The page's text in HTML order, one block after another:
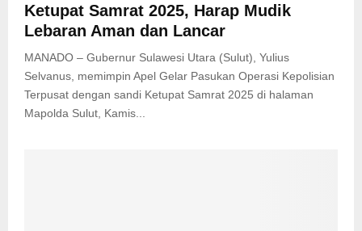
Ketupat Samrat 2025, Harap Mudik
Lebaran Aman dan Lancar
MANADO – Gubernur Sulawesi Utara (Sulut), Yulius
Selvanus, memimpin Apel Gelar Pasukan Operasi Kepolisian
Terpusat dengan sandi Ketupat Samrat 2025 di halaman
Mapolda Sulut, Kamis...